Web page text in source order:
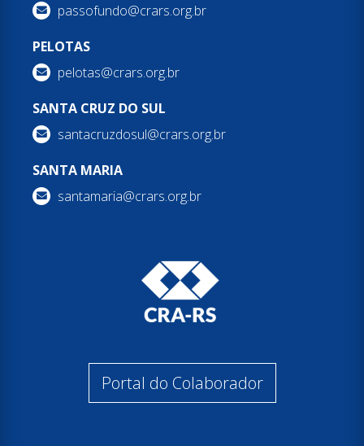
passofundo@crars.org.br
PELOTAS
pelotas@crars.org.br
SANTA CRUZ DO SUL
santacruzdosul@crars.org.br
SANTA MARIA
santamaria@crars.org.br
Portal do Colaborador